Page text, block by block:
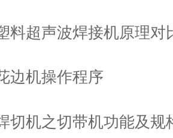
料超声波焊接机原理对
边机操作程序
切机之切带机功能及规